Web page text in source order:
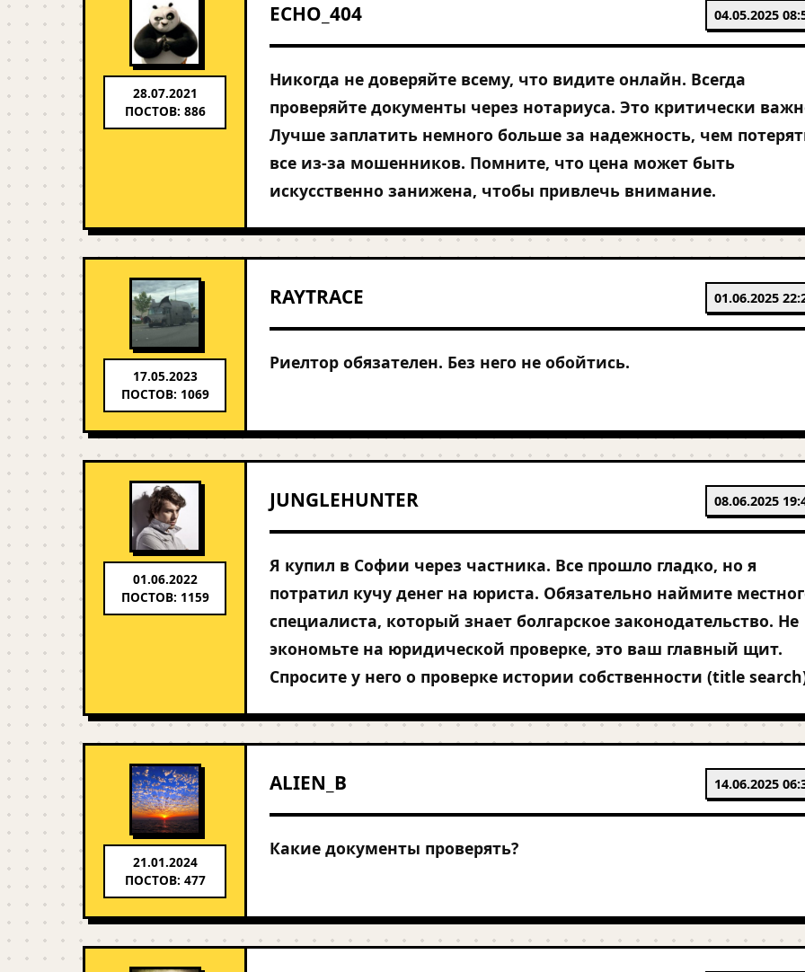
28.07.2021
ПОСТОВ: 886
ECHO_404 04.05.2025
Никогда не доверяйте всему, что видите онлайн. Всегда
проверяйте документы через нотариуса. Это критически
Лучше заплатить немного больше за надежность, чем
все из-за мошенников. Помните, что цена может быть
искусственно занижена, чтобы привлечь внимание.
17.05.2023
ПОСТОВ: 1069
RAYTRACE 01.06.2025
Риелтор обязателен. Без него не обойтись.
01.06.2022
ПОСТОВ: 1159
JUNGLEHUNTER 08.06.2025
Я купил в Софии через частника. Все прошло гладко, но я
потратил кучу денег на юриста. Обязательно наймите
специалиста, который знает болгарское законодательство. Не
экономьте на юридической проверке, это ваш главный щит.
Спросите у него о проверке истории собственности (title
21.01.2024
ПОСТОВ: 477
ALIEN_B 14.06.2025
Какие документы проверять?